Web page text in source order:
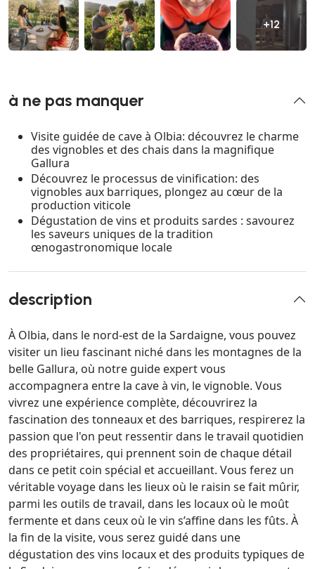
+12
à ne pas manquer
Visite guidée de cave à Olbia: découvrez le charme
des vignobles et des chais dans la magnifique
Gallura
Découvrez le processus de vinification: des
vignobles aux barriques, plongez au cœur de la
production viticole
Dégustation de vins et produits sardes : savourez
les saveurs uniques de la tradition
œnogastronomique locale
description
À Olbia, dans le nord-est de la Sardaigne, vous pouvez
visiter un lieu fascinant niché dans les montagnes de la
belle Gallura, où notre guide expert vous
accompagnera entre la cave à vin, le vignoble. Vous
vivrez une expérience complète, découvrirez la
fascination des tonneaux et des barriques, respirerez la
passion que l'on peut ressentir dans le travail quotidien
des propriétaires, qui prennent soin de chaque détail
dans ce petit coin spécial et accueillant. Vous ferez un
véritable voyage dans les lieux où le raisin se fait mûrir,
parmi les outils de travail, dans les locaux où le moût
fermente et dans ceux où le vin s’affine dans les fûts. À
la fin de la visite, vous serez guidé dans une
dégustation des vins locaux et des produits typiques de